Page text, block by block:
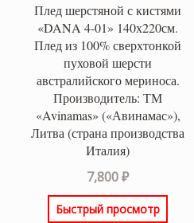
Плед шерстяной с кистями
«DANA 4-01» 140х220см.
Плед из 100% сверхтонкой
пуховой шерсти
австралийского мериноса.
Производитель: ТМ
«Avinamas» («Авинамас»),
Литва (страна производства
Италия)
7,800₽
Быстрый просмотр